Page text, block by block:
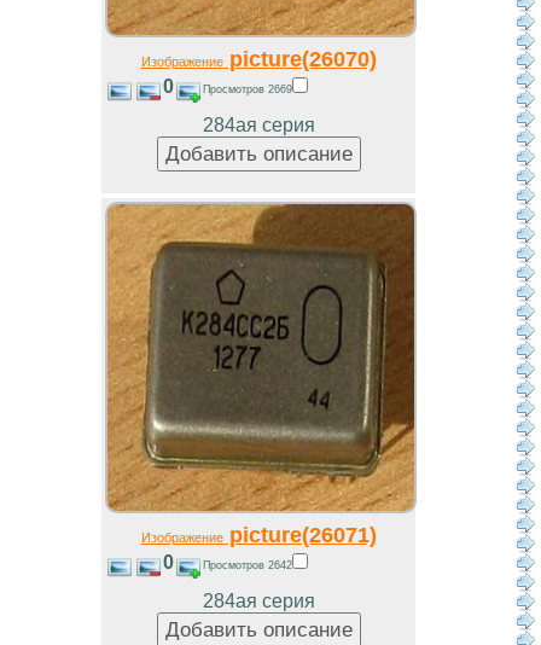
Изображениеpicture(26070)
0 Просмотров 2669
284ая серия
Изображениеpicture(26071)
0 Просмотров 2642
284ая серия